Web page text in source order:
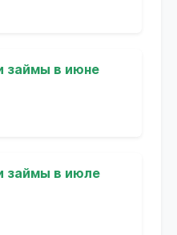
займы в июне
займы в июле